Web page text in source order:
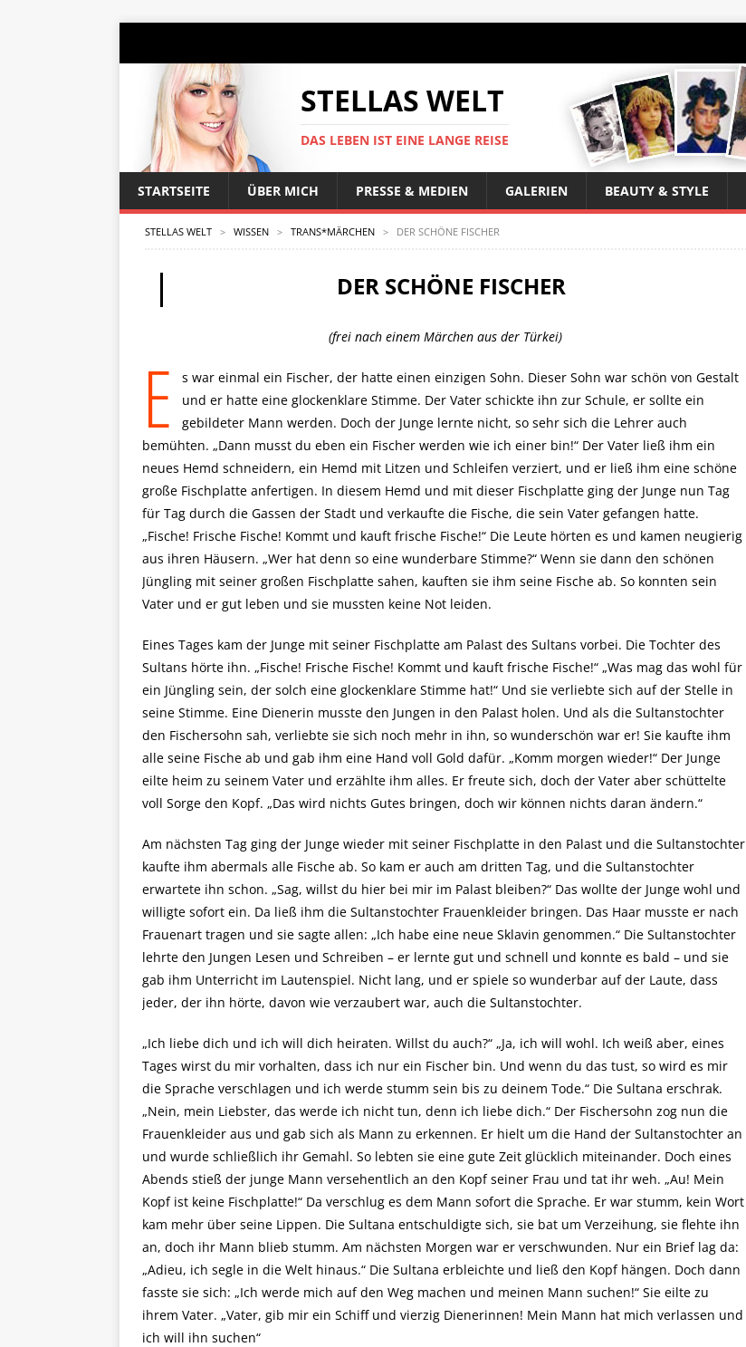
STELLAS WELT
DAS LEBEN IST EINE LANGE REISE
STARTSEITE ÜBER MICH PRESSE & MEDIEN GALERIEN BEAUTY & STYLE
STELLAS WELT > WISSEN > TRANS*MÄRCHEN > DER SCHÖNE FISCHER
DER SCHÖNE FISCHER
(frei nach einem Märchen aus der Türkei)
E
s war einmal ein Fischer, der hatte einen einzigen Sohn. Dieser Sohn war schön von Gestalt
und er hatte eine glockenklare Stimme. Der Vater schickte ihn zur Schule, er sollte ein
gebildeter Mann werden. Doch der Junge lernte nicht, so sehr sich die Lehrer auch
bemühten. „Dann musst du eben ein Fischer werden wie ich einer bin!“ Der Vater ließ ihm ein
neues Hemd schneidern, ein Hemd mit Litzen und Schleifen verziert, und er ließ ihm eine schöne
große Fischplatte anfertigen. In diesem Hemd und mit dieser Fischplatte ging der Junge nun Tag
für Tag durch die Gassen der Stadt und verkaufte die Fische, die sein Vater gefangen hatte.
„Fische! Frische Fische! Kommt und kauft frische Fische!“ Die Leute hörten es und kamen neugierig
aus ihren Häusern. „Wer hat denn so eine wunderbare Stimme?“ Wenn sie dann den schönen
Jüngling mit seiner großen Fischplatte sahen, kauften sie ihm seine Fische ab. So konnten sein
Vater und er gut leben und sie mussten keine Not leiden.
Eines Tages kam der Junge mit seiner Fischplatte am Palast des Sultans vorbei. Die Tochter des
Sultans hörte ihn. „Fische! Frische Fische! Kommt und kauft frische Fische!“ „Was mag das wohl für
ein Jüngling sein, der solch eine glockenklare Stimme hat!“ Und sie verliebte sich auf der Stelle in
seine Stimme. Eine Dienerin musste den Jungen in den Palast holen. Und als die Sultanstochter
den Fischersohn sah, verliebte sie sich noch mehr in ihn, so wunderschön war er! Sie kaufte ihm
alle seine Fische ab und gab ihm eine Hand voll Gold dafür. „Komm morgen wieder!“ Der Junge
eilte heim zu seinem Vater und erzählte ihm alles. Er freute sich, doch der Vater aber schüttelte
voll Sorge den Kopf. „Das wird nichts Gutes bringen, doch wir können nichts daran ändern.“
Am nächsten Tag ging der Junge wieder mit seiner Fischplatte in den Palast und die Sultanstochter
kaufte ihm abermals alle Fische ab. So kam er auch am dritten Tag, und die Sultanstochter
erwartete ihn schon. „Sag, willst du hier bei mir im Palast bleiben?“ Das wollte der Junge wohl und
willigte sofort ein. Da ließ ihm die Sultanstochter Frauenkleider bringen. Das Haar musste er nach
Frauenart tragen und sie sagte allen: „Ich habe eine neue Sklavin genommen.“ Die Sultanstochter
lehrte den Jungen Lesen und Schreiben – er lernte gut und schnell und konnte es bald – und sie
gab ihm Unterricht im Lautenspiel. Nicht lang, und er spiele so wunderbar auf der Laute, dass
jeder, der ihn hörte, davon wie verzaubert war, auch die Sultanstochter.
„Ich liebe dich und ich will dich heiraten. Willst du auch?“ „Ja, ich will wohl. Ich weiß aber, eines
Tages wirst du mir vorhalten, dass ich nur ein Fischer bin. Und wenn du das tust, so wird es mir
die Sprache verschlagen und ich werde stumm sein bis zu deinem Tode.“ Die Sultana erschrak.
„Nein, mein Liebster, das werde ich nicht tun, denn ich liebe dich.“ Der Fischersohn zog nun die
Frauenkleider aus und gab sich als Mann zu erkennen. Er hielt um die Hand der Sultanstochter an
und wurde schließlich ihr Gemahl. So lebten sie eine gute Zeit glücklich miteinander. Doch eines
Abends stieß der junge Mann versehentlich an den Kopf seiner Frau und tat ihr weh. „Au! Mein
Kopf ist keine Fischplatte!“ Da verschlug es dem Mann sofort die Sprache. Er war stumm, kein Wort
kam mehr über seine Lippen. Die Sultana entschuldigte sich, sie bat um Verzeihung, sie flehte ihn
an, doch ihr Mann blieb stumm. Am nächsten Morgen war er verschwunden. Nur ein Brief lag da:
„Adieu, ich segle in die Welt hinaus.“ Die Sultana erbleichte und ließ den Kopf hängen. Doch dann
fasste sie sich: „Ich werde mich auf den Weg machen und meinen Mann suchen!“ Sie eilte zu
ihrem Vater. „Vater, gib mir ein Schiff und vierzig Dienerinnen! Mein Mann hat mich verlassen und
ich will ihn suchen“